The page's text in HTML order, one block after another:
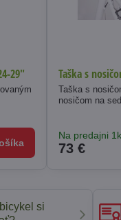
29" Taška s
Taška s
nosičom na
Na predajni
73 €
si